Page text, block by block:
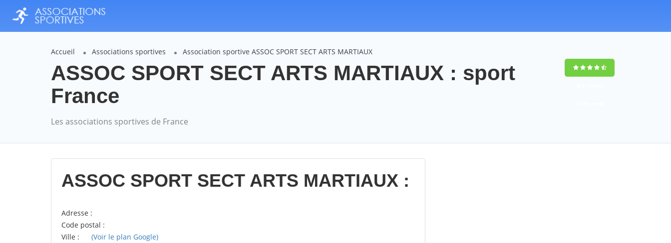
Accueil Associations sportives Association sportive ASSOC SPORT SECT ARTS MARTIAUX
ASSOC SPORT SECT ARTS MARTIAUX : sport
France
Les associations sportives de France
ASSOC SPORT SECT ARTS MARTIAUX :
Adresse :
Code postal :
Ville :
(Voir le plan Google)